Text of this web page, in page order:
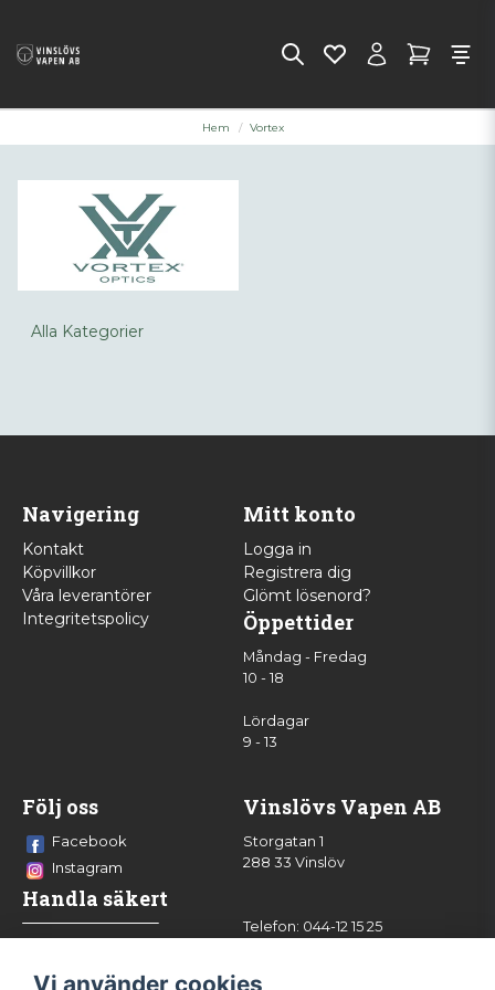
Hem Vortex
Alla Kategorier
Navigering
Kontakt
Köpvillkor
Våra leverantörer
Integritetspolicy
Mitt konto
Logga in
Registrera dig
Glömt lösenord?
Öppettider
Måndag - Fredag
10 - 18
Lördagar
9 - 13
Följ oss
Facebook
Instagram
Handla säkert
Vinslövs Vapen AB
Storgatan 1
288 33 Vinslöv
Telefon: 044-12 15 25
Vi använder cookies